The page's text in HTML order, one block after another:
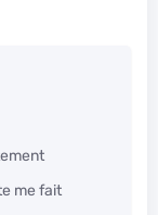
me fait